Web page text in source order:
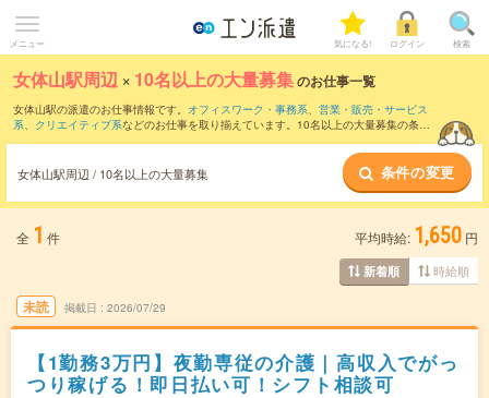
メニュー 気になる! ログイン 検索
女体山駅周辺 × 10名以上の大量募集のお仕事一覧
女体山駅の派遣のお仕事情報です。 オフィスワーク・事務系、 営業・販売・サービス
系、 クリエイティブ系などのお仕事を取り揃えています。10名以上の大量募集の条件
女体山駅周辺 / 10名以上の大量募集 条件の変更
全 1 件 平均時給: 1,650 円
新着順 時給順
未読 掲載日 2026/07/29
【1勤務3万円】夜勤専従の介護｜高収入でがっ
つり稼げる！即日払い可！シフト相談可